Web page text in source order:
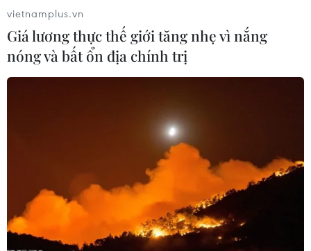
Việt Nam lọt tốp 5 cuộc thi học sinh giỏi
vietnamplus.vn
Giá lương thực thế giới tăng nhẹ vì nắng
nóng và bất ổn địa chính trị